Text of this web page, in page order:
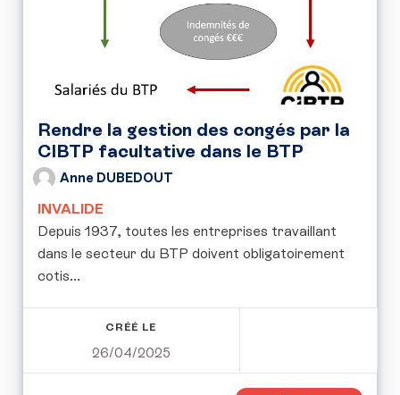
Rendre la gestion des congés par la
CIBTP facultative dans le BTP
Anne DUBEDOUT
INVALIDE
Depuis 1937, toutes les entreprises travaillant
dans le secteur du BTP doivent obligatoirement
cotis...
CRÉÉ LE
26/04/2025